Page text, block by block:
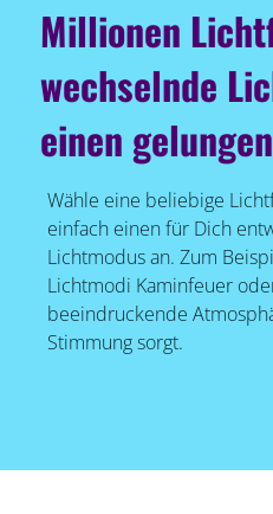
Millionen
wechselnde
einen
Wähle eine beliebige
einfach einen für Dich
Lichtmodus an. Zum
Lichtmodi Kaminfeuer
beeindruckende
Stimmung sorgt.